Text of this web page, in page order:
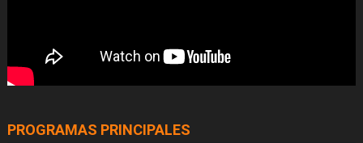
PROGRAMAS PRINCIPALES